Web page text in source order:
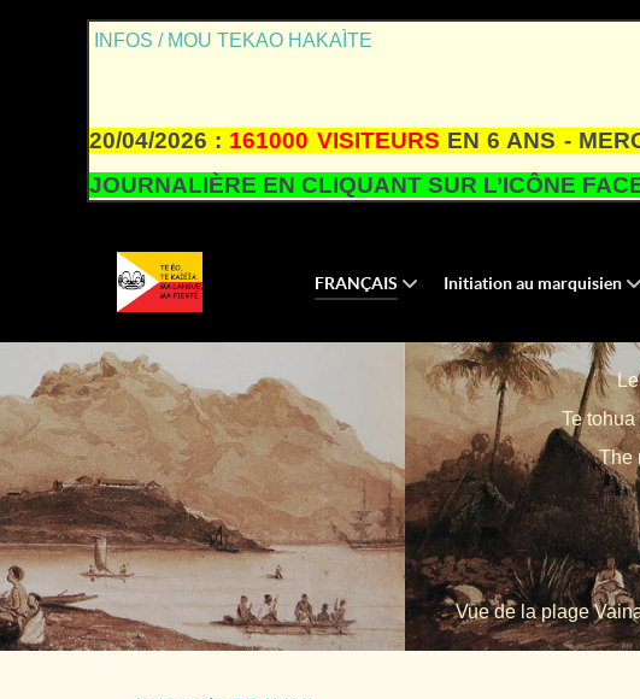
INFOS / MOU TEKAO HAKAÌTE
20/04/2026 : 161000 VISITEURS EN 6 ANS -
JOURNALIÈRE EN CLIQUANT SUR L’ICÔNE
FRANÇAIS Initiation au marquisien
Te
The
Vue de la plage